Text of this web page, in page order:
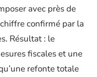
avec près de
confirmé par la
Résultat : le
fiscales et une
refonte totale